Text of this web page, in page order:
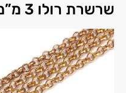
שרשרת רולו 3 מ”מ מפליז